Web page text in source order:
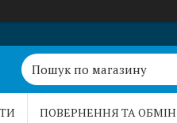
ПОВЕРНЕННЯ ТА ОБМІН